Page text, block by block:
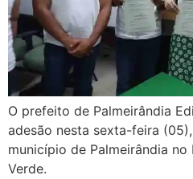
O prefeito de Palmeirândia
adesão nesta sexta-feira
município de Palmeirândia no
Verde.